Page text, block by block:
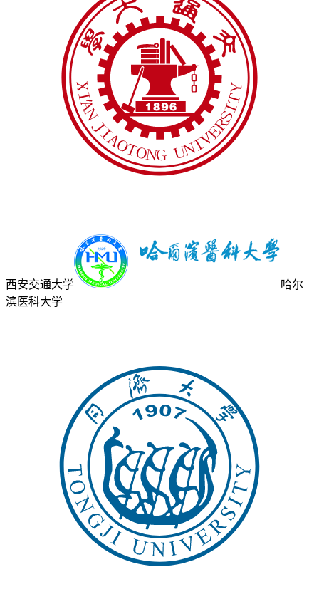
西安交通大学
哈尔
滨医科大学